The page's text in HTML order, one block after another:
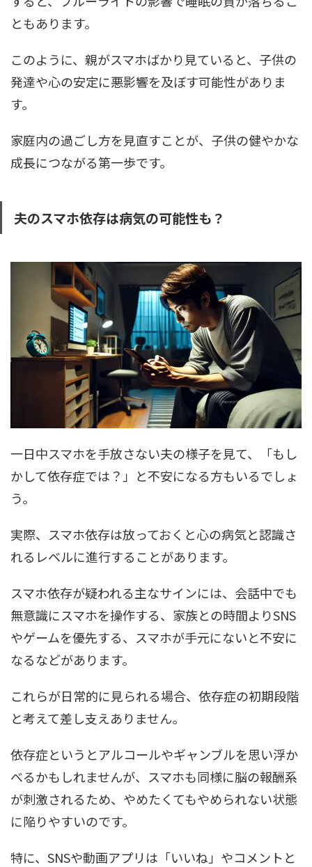
ともあります。
このように、親がスマホばかり見ていると、子供の
発達や心の安定に悪影響を及ぼす可能性がありま
す。
家庭内の過ごし方を見直すことが、子供の健やかな
成長につながる第一歩です。
夫のスマホ依存は病気の可能性も？
一日中スマホを手放さない夫の様子を見て、「もし
かして依存症では？」と不安になる方もいるでしょ
う。
実際、スマホ依存は放っておくと心の病気と認識さ
れるレベルに進行することがあります。
スマホ依存が疑われる主なサインには、会話中でも
無意識にスマホを操作する、家族との時間よりSNS
やゲームを優先する、スマホが手元にないと不安に
なるなどがあります。
これらが日常的に見られる場合、依存症の初期段階
と考えて差し支えありません。
依存症というとアルコールやギャンブルを思い浮か
べるかもしれませんが、スマホも同様に脳の報酬系
が刺激されるため、やめたくてもやめられない状態
に陥りやすいのです。
特に、SNSや動画アプリは「いいね」やコメントと